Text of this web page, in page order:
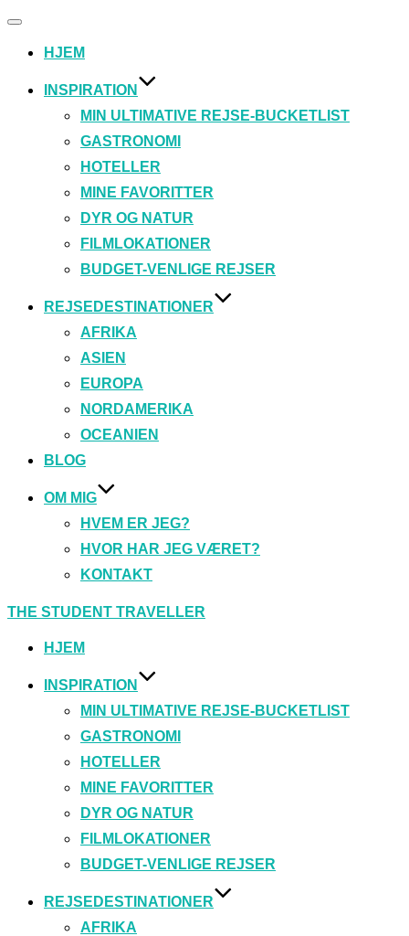
Slå
til/fraHJEM
INSPIRATION
MIN ULTIMATIVE REJSE-BUCKETLIST
GASTRONOMI
HOTELLER
MINE FAVORITTER
DYR OG NATUR
FILMLOKATIONER
BUDGET-VENLIGE REJSER
REJSEDESTINATIONER
AFRIKA
ASIEN
EUROPA
NORDAMERIKA
OCEANIEN
BLOG
OM MIG
HVEM ER JEG?
HVOR HAR JEG VÆRET?
KONTAKT
Videre
indhold
THE STUDENT TRAVELLER
HJEM
INSPIRATION
MIN ULTIMATIVE REJSE-BUCKETLIST
GASTRONOMI
HOTELLER
MINE FAVORITTER
DYR OG NATUR
FILMLOKATIONER
BUDGET-VENLIGE REJSER
REJSEDESTINATIONER
AFRIKA